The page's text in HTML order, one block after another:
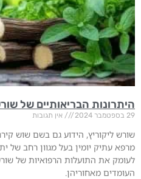
היתרונות הבריאותיים של
29 בספטמבר 2024 אין תגובות
שורש ליקוריץ, הידוע גם בשם שוש
מרפא עתיק יומין בעל מגוון רחב של
לעומק את התועלות הרפואיות של שורש
העומדים מאחוריהן.